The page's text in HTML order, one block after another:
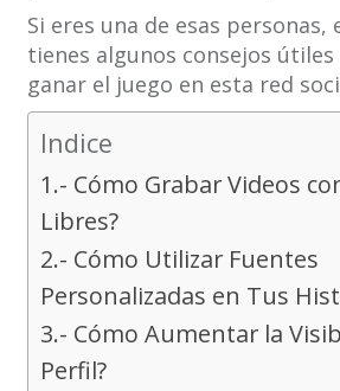
Si eres una de esas personas,
tienes algunos consejos
ganar el juego en esta red
Indice
1.- Cómo Grabar Videos
Libres?
2.- Cómo Utilizar Fuentes
Personalizadas en Tus
3.- Cómo Aumentar la
Perfil?